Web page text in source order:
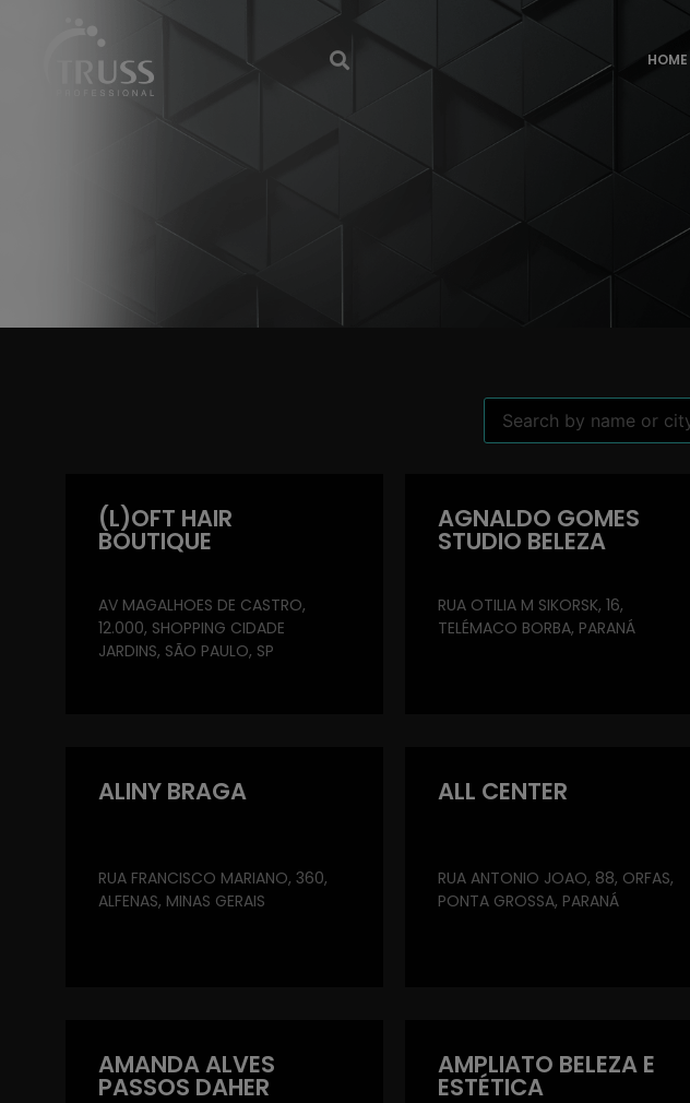
HOME
(L)OFT HAIR
BOUTIQUE
AV MAGALHOES DE CASTRO,
12.000, SHOPPING CIDADE
JARDINS, SÃO PAULO, SP
AGNALDO GOMES
STUDIO BELEZA
RUA OTILIA M SIKORSK, 16,
TELÉMACO BORBA, PARANÁ
ALINY BRAGA
RUA FRANCISCO MARIANO, 360,
ALFENAS, MINAS GERAIS
ALL CENTER
RUA ANTONIO JOAO, 88, ORFAS,
PONTA GROSSA, PARANÁ
AMANDA ALVES
PASSOS DAHER
AMPLIATO BELEZA E
ESTÉTICA